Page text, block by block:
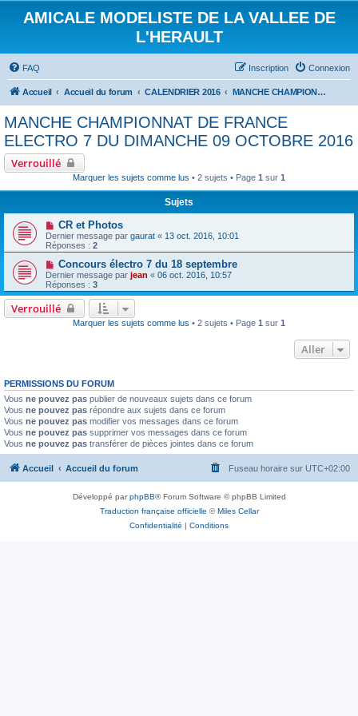
AMICALE MODELISTE DE LA VALLEE DE
L'HERAULT
FAQ Connexion
Inscription
Accueil Accueil du forum CALENDRIER 2016 MANCHE CHAMPIONNAT DE FRANCE ELECTRO 7 DU DIMANCHE 09 OCTOBRE 2016
MANCHE CHAMPIONNAT DE FRANCE
ELECTRO 7 DU DIMANCHE 09 OCTOBRE 2016
Verrouillé
Marquer les sujets comme lus • 2 sujets • Page 1 sur 1
Sujets
CR et Photos
Dernier message par gaurat « 13 oct. 2016, 10:01
Réponses : 2
Concours électro 7 du 18 septembre
Dernier message par jean « 06 oct. 2016, 10:57
Réponses : 3
Verrouillé
Marquer les sujets comme lus • 2 sujets • Page 1 sur 1
Aller
PERMISSIONS DU FORUM
Vous ne pouvez pas publier de nouveaux sujets dans ce forum
Vous ne pouvez pas répondre aux sujets dans ce forum
Vous ne pouvez pas modifier vos messages dans ce forum
Vous ne pouvez pas supprimer vos messages dans ce forum
Vous ne pouvez pas transférer de pièces jointes dans ce forum
Accueil Accueil du forum Fuseau horaire sur UTC+02:00
Développé parphpBB® Forum Software © phpBB Limited
Traduction française officielle ©Miles Cellar
Confidentialité | Conditions